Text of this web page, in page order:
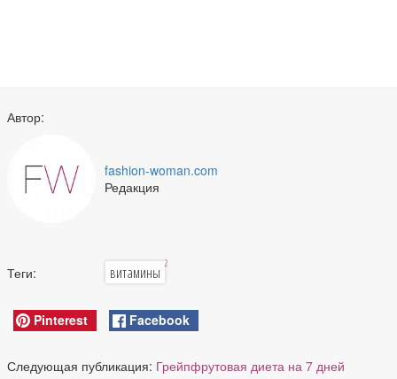
Автор:
fashion-woman.com
Редакция
Теги: витамины 2
Pinterest Facebook
Следующая публикация: Грейпфрутовая диета на 7 дней